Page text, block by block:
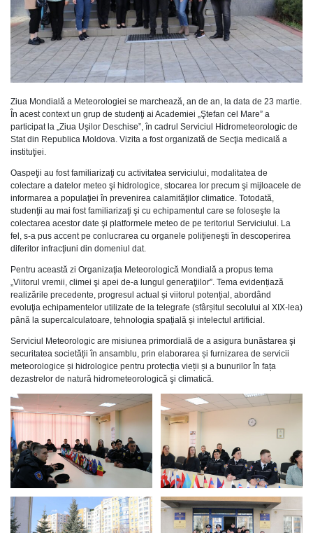
Ziua Mondială a Meteorologiei se marchează, an de an, la data de 23 martie.
În acest context un grup de studenţi ai Academiei „Ştefan cel Mare” a
participat la „Ziua Uşilor Deschise”, în cadrul Serviciul Hidrometeorologic de
Stat din Republica Moldova. Vizita a fost organizată de Secţia medicală a
instituţiei.
Oaspeţii au fost familiarizaţi cu activitatea serviciului, modalitatea de
colectare a datelor meteo şi hidrologice, stocarea lor precum şi mijloacele de
informarea a populaţiei în prevenirea calamităţilor climatice. Totodată,
studenţii au mai fost familiarizaţi şi cu echipamentul care se foloseşte la
colectarea acestor date şi platformele meteo de pe teritoriul Serviciului. La
fel, s-a pus accent pe conlucrarea cu organele poliţieneşti în descoperirea
diferitor infracţiuni din domeniul dat.
Pentru această zi Organizaţia Meteorologică Mondială a propus tema
„Viitorul vremii, climei şi apei de-a lungul generaţiilor”. Tema evidențiază
realizările precedente, progresul actual și viitorul potențial, abordând
evoluţia echipamentelor utilizate de la telegrafe (sfârșitul secolului al XIX-lea)
până la supercalculatoare, tehnologia spațială și intelectul artificial.
Serviciul Meteorologic are misiunea primordială de a asigura bunăstarea şi
securitatea societății în ansamblu, prin elaborarea și furnizarea de servicii
meteorologice și hidrologice pentru protecția vieții și a bunurilor în fața
dezastrelor de natură hidrometeorologică şi climatică.